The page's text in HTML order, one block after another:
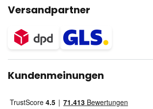
Versandpartner
Kundenmeinungen